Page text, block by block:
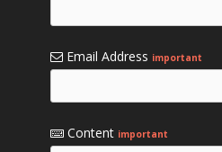
Email Address important
Content important